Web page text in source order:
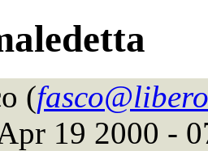
(
19 2000 -